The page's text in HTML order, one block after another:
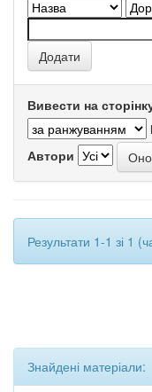
Вивести на
Автори
Результати 1-1 зі 1
Знайдені матеріали: